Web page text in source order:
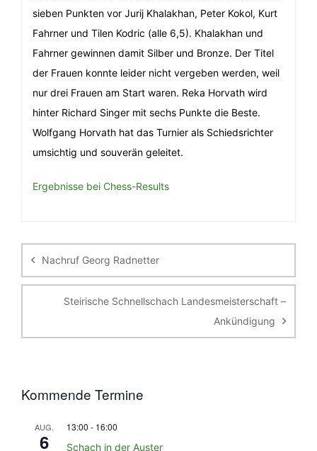
sieben Punkten vor Jurij Khalakhan, Peter Kokol, Kurt
Fahrner und Tilen Kodric (alle 6,5). Khalakhan und
Fahrner gewinnen damit Silber und Bronze. Der Titel
der Frauen konnte leider nicht vergeben werden, weil
nur drei Frauen am Start waren. Reka Horvath wird
hinter Richard Singer mit sechs Punkte die Beste.
Wolfgang Horvath hat das Turnier als Schiedsrichter
umsichtig und souverän geleitet.
Ergebnisse bei Chess-Results
Nachruf Georg Radnetter
Steirische Schnellschach Landesmeisterschaft –
Ankündigung
Kommende Termine
AUG.
6
13:00 - 16:00
Schach in der Auster